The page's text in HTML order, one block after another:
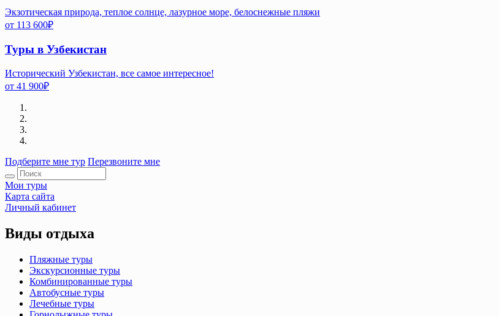
Экзотическая природа, теплое солнце, лазурное море, белоснежные пляжи
от 113 600₽
Туры в Узбекистан
Исторический Узбекистан, все самое интересное!
от 41 900₽
Подберите мне тур Перезвоните мне
Мои туры
Карта сайта
Личный кабинет
Виды отдыха
Пляжные туры
Экскурсионные туры
Комбинированные туры
Автобусные туры
Лечебные туры